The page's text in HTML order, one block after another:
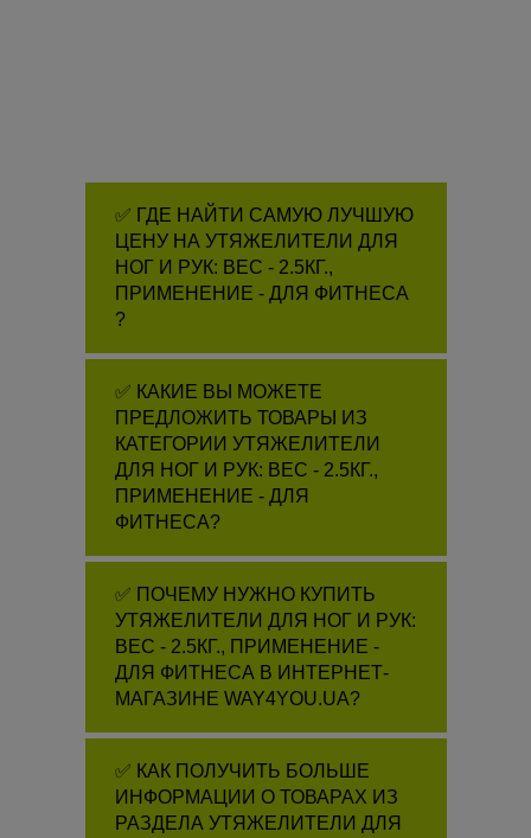
✅ ГДЕ НАЙТИ САМУЮ ЛУЧШУЮ
ЦЕНУ НА УТЯЖЕЛИТЕЛИ ДЛЯ
НОГ И РУК: ВЕС - 2.5КГ.,
ПРИМЕНЕНИЕ - ДЛЯ ФИТНЕСА
?
✅ КАКИЕ ВЫ МОЖЕТЕ
ПРЕДЛОЖИТЬ ТОВАРЫ ИЗ
КАТЕГОРИИ УТЯЖЕЛИТЕЛИ
ДЛЯ НОГ И РУК: ВЕС - 2.5КГ.,
ПРИМЕНЕНИЕ - ДЛЯ
ФИТНЕСА?
✅ ПОЧЕМУ НУЖНО КУПИТЬ
УТЯЖЕЛИТЕЛИ ДЛЯ НОГ И РУК:
ВЕС - 2.5КГ., ПРИМЕНЕНИЕ -
ДЛЯ ФИТНЕСА В ИНТЕРНЕТ-
МАГАЗИНЕ WAY4YOU.UA?
✅ КАК ПОЛУЧИТЬ БОЛЬШЕ
ИНФОРМАЦИИ О ТОВАРАХ ИЗ
РАЗДЕЛА УТЯЖЕЛИТЕЛИ ДЛЯ